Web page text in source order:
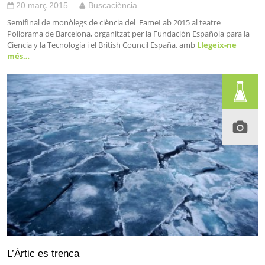
20 març 2015 Buscaciència
Semifinal de monòlegs de ciència del FameLab 2015 al teatre
Poliorama de Barcelona, organitzat per la Fundación Española para la
Ciencia y la Tecnología i el British Council España, amb Llegeix-ne
més…
L’Àrtic es trenca